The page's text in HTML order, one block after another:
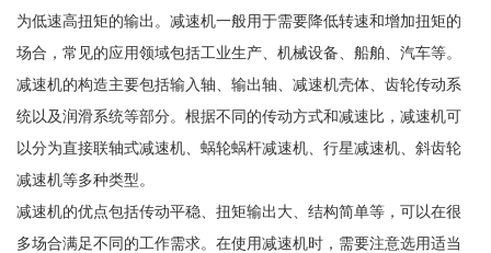
为低速高扭矩的输出。减速机一般用于需要降低转速和增加扭矩的
场合，常见的应用领域包括工业生产、机械设备、船舶、汽车等。
减速机的构造主要包括输入轴、输出轴、减速机壳体、齿轮传动系
统以及润滑系统等部分。根据不同的传动方式和减速比，减速机可
以分为直接联轴式减速机、蜗轮蜗杆减速机、行星减速机、斜齿轮
减速机等多种类型。
减速机的优点包括传动平稳、扭矩输出大、结构简单等，可以在很
多场合满足不同的工作需求。在使用减速机时，需要注意选用适当